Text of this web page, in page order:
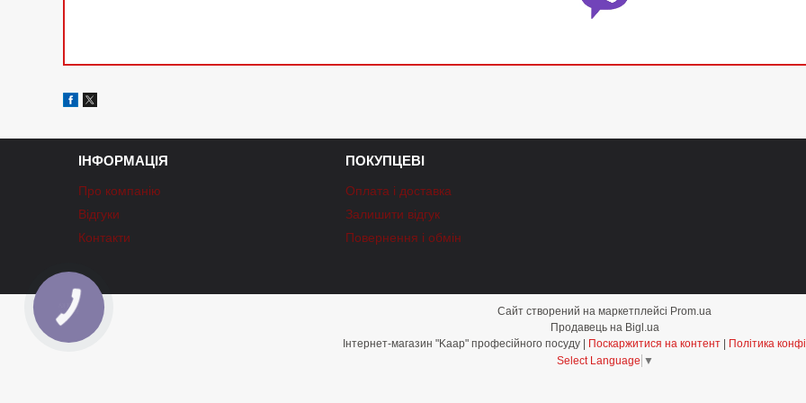
ІНФОРМАЦІЯ
Про компанію
Відгуки
Контакти
ПОКУПЦЕВІ
Оплата і доставка
Залишити відгук
Повернення і обмін
Сайт створений на маркетплейсі Prom.ua
Продавець на Bigl.ua
Поскаржитися на контент
Політика
Select Language ▼
КНОПКА
ЗВ'ЯЗКУ